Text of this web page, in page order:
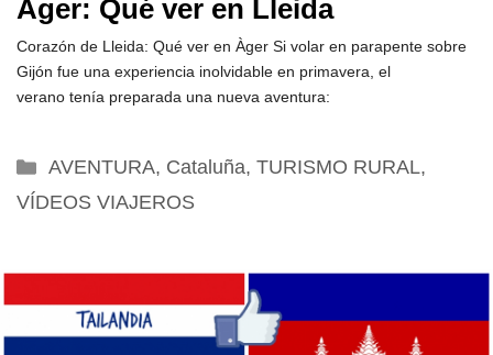
Àger: Qué ver en Lleida
Corazón de Lleida: Qué ver en Àger Si volar en parapente sobre
Gijón fue una experiencia inolvidable en primavera, el
verano tenía preparada una nueva aventura:
Categorías
AVENTURA, Cataluña, TURISMO RURAL,
VÍDEOS VIAJEROS